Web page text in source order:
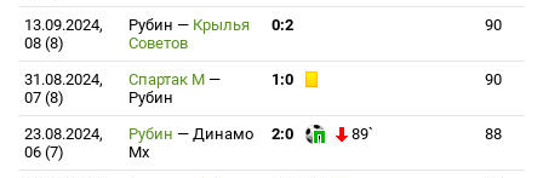
13.09.2024,
08 (8)
Рубин — Крылья
Советов
0:2 90
31.08.2024,
07 (8)
Спартак М —
Рубин
1:0 90
23.08.2024,
06 (7)
Рубин — Динамо
Мх
2:0 89` 88